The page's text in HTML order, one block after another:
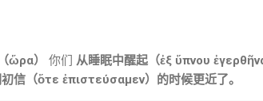
ὥρα） 你们 从睡眠中醒起（ἐξ ὕπνου
信（ὅτε ἐπιστεύσαμεν）的时候更近了。